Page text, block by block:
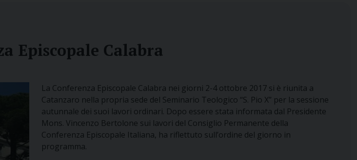
Episcopale Calabra
La Conferenza Episcopale Calabra nei giorni 2-4 ottobre 2017 si è riunita a
Catanzaro nella propria sede del Seminario Teologico “S. Pio X” per la sessione
autunnale dei suoi lavori ordinari. Dopo essere stata informata dal Presidente
Mons. Vincenzo Bertolone sui lavori del Consiglio Permanente della
Conferenza Episcopale Italiana, ha riflettuto sull’ordine del giorno in
programma.